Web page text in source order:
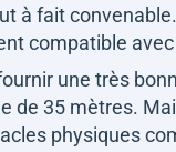
à fait
compatible avec
une très
de 35 mètres.
physiques